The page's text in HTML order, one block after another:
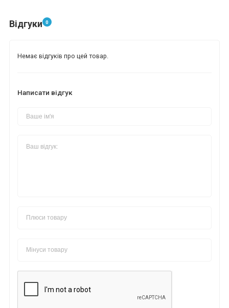
Відгуки 0
Немає відгуків про цей товар.
Написати відгук
*
*
*
*
*